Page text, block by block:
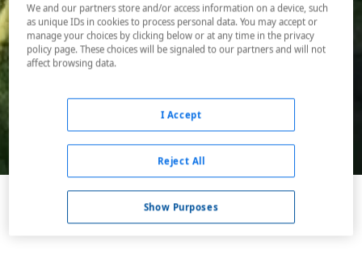
Fechas *
08/08/2026 - 09/08/2026
Buscar
VER TODOS LOS HOTELES BARATOS EN MARO
We and our partners store and/or access information on a device, such
as unique IDs in cookies to process personal data. You may accept or
manage your choices by clicking below or at any time in the privacy
policy page. These choices will be signaled to our partners and will not
affect browsing data.
Show Purposes
Reject All
I Accept